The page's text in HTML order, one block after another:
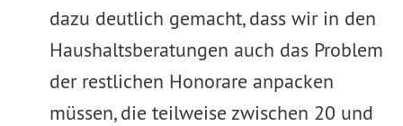
dazu deutlich gemacht, dass wir in den
Haushaltsberatungen auch das Problem
der restlichen Honorare anpacken
müssen, die teilweise zwischen 20 und